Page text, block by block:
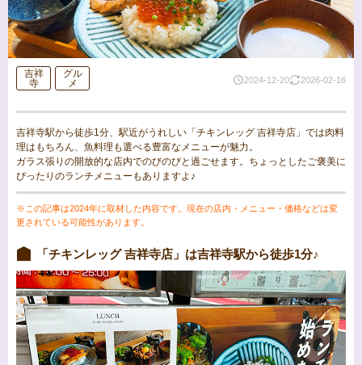
吉祥
寺
グル
メ
2024-12-20 2026-02-16
吉祥寺駅から徒歩1分、駅近がうれしい「チキンレッグ 吉祥寺店」では肉料
理はもちろん、魚料理も選べる豊富なメニューが魅力。
ガラス張りの開放的な店内でのびのびと過ごせます。ちょっとしたご褒美に
ぴったりのランチメニューもありますよ♪
※この記事は2024年に取材した内容です。現在の店内・メニュー・価格などは変
更されている可能性があります。
「チキンレッグ 吉祥寺店」は吉祥寺駅から徒歩1分♪